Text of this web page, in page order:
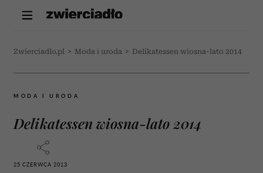
Zwierciadlo.pl > Moda i uroda > Delikatessen wiosna-lato 2014
MODA I URODA
Delikatessen wiosna-lato 2014
25 CZERWCA 2013